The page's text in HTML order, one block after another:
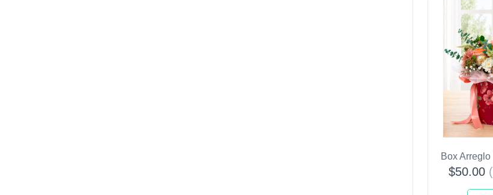
Box
$50.00